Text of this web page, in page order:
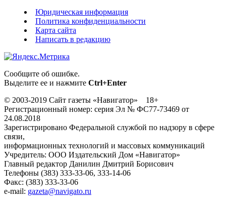
Юридическая информация
Политика конфиденциальности
Карта сайта
Написать в редакцию
Сообщите об ошибке.
Выделите ее и нажмите Ctrl+Enter
© 2003-2019 Сайт газеты «Навигатор» 18+
Регистрационный номер: серия Эл № ФС77-73469 от
24.08.2018
Зарегистрировано Федеральной службой по надзору в сфере
связи,
информационных технологий и массовых коммуникаций
Учредитель: ООО Издательский Дом «Навигатор»
Главный редактор Данилин Дмитрий Борисович
Телефоны (383) 333-33-06, 333-14-06
Факс: (383) 333-33-06
e-mail: gazeta@navigato.ru